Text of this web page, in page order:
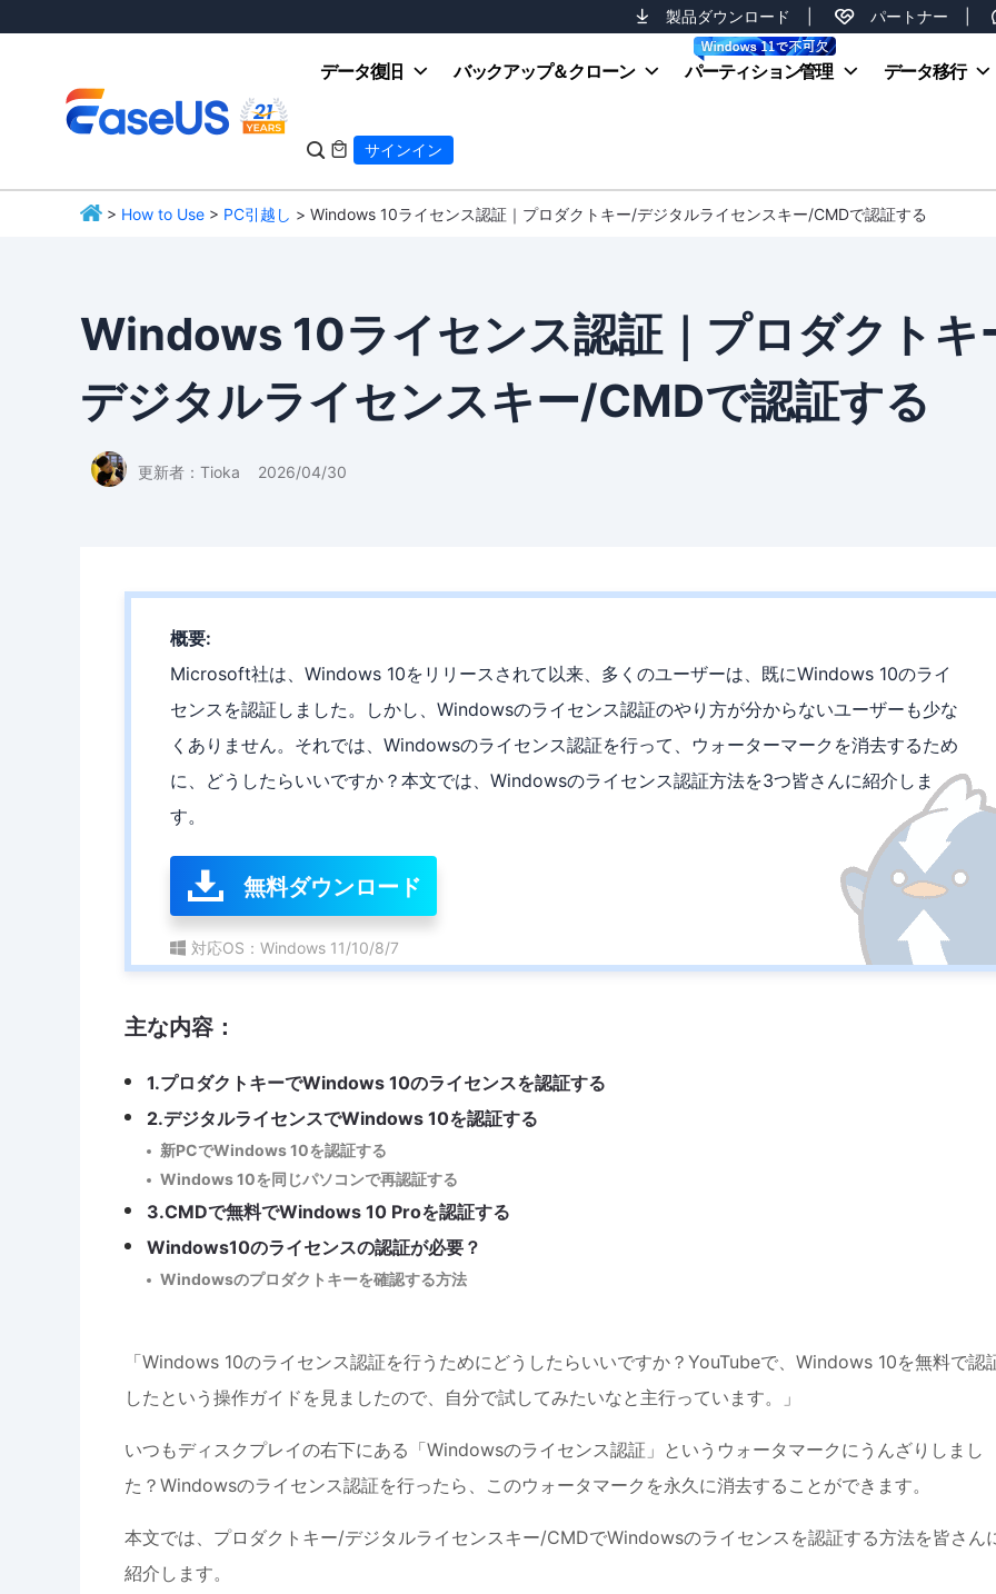
製品ダウンロード パートナー
データ復旧 バックアップ＆クローン パーティション管理 データ移行
  サインイン
> How to Use > PC引越し > Windows 10ライセンス認証｜プロダクトキー/デジタルライセンスキー/CMDで認証する
Windows 10ライセンス認証｜プロダクトキ
デジタルライセンスキー/CMDで認証する
更新者： Tioka 2026/04/30
概要:
Microsoft社は、Windows 10をリリースされて以来、多くのユーザーは、既にWindows 10のライ
センスを認証しました。しかし、Windowsのライセンス認証のやり方が分からないユーザーも少な
くありません。それでは、Windowsのライセンス認証を行って、ウォーターマークを消去するため
に、どうしたらいいですか？本文では、Windowsのライセンス認証方法を3つ皆さんに紹介しま
す。
無料ダウンロード
対応OS：Windows 11/10/8/7
主な内容：
1.プロダクトキーでWindows 10のライセンスを認証する
2.デジタルライセンスでWindows 10を認証する
新PCでWindows 10を認証する
Windows 10を同じパソコンで再認証する
3.CMDで無料でWindows 10 Proを認証する
Windows10のライセンスの認証が必要？
Windowsのプロダクトキーを確認する方法
「Windows 10のライセンス認証を行うためにどうしたらいいですか？YouTubeで、Windows 10を無料で認
したという操作ガイドを見ましたので、自分で試してみたいなと主行っています。」
いつもディスクプレイの右下にある「Windowsのライセンス認証」というウォータマークにうんざりしまし
た？Windowsのライセンス認証を行ったら、このウォータマークを永久に消去することができます。
本文では、プロダクトキー/デジタルライセンスキー/CMDでWindowsのライセンスを認証する方法を皆さん
紹介します。